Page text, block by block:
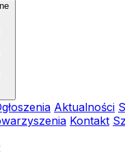
Aktualności
Kontakt